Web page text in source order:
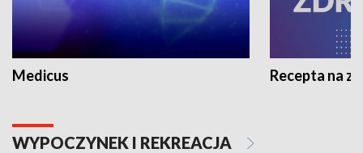
Medicus Recepta na
WYPOCZYNEK I REKREACJA